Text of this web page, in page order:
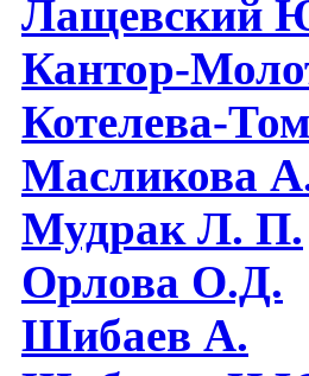
Лащевский
Кантор-
Котелева-
Масликова
Мудрак Л. П.
Орлова О.Д.
Шибаев А.